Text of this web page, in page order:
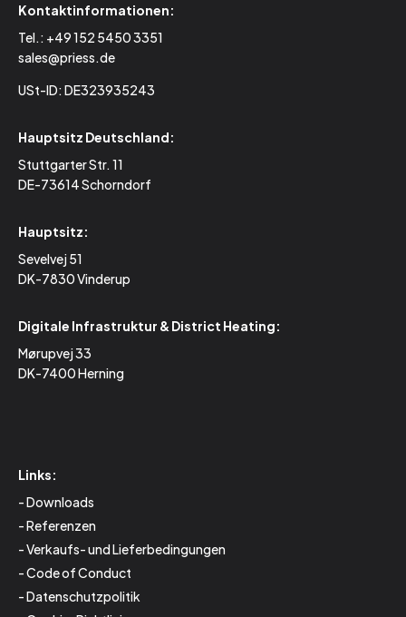
Kontaktinformationen:
Tel.: +49 152 5450 3351
sales@priess.de
USt-ID: DE323935243
Hauptsitz Deutschland:
Stuttgarter Str. 11
DE-73614 Schorndorf
Hauptsitz:
Sevelvej 51
DK-7830 Vinderup
Digitale Infrastruktur & District Heating:
Mørupvej 33
DK-7400 Herning
Links:
Downloads
Referenzen
Verkaufs- und Lieferbedingungen
Code of Conduct
Datenschutzpolitik